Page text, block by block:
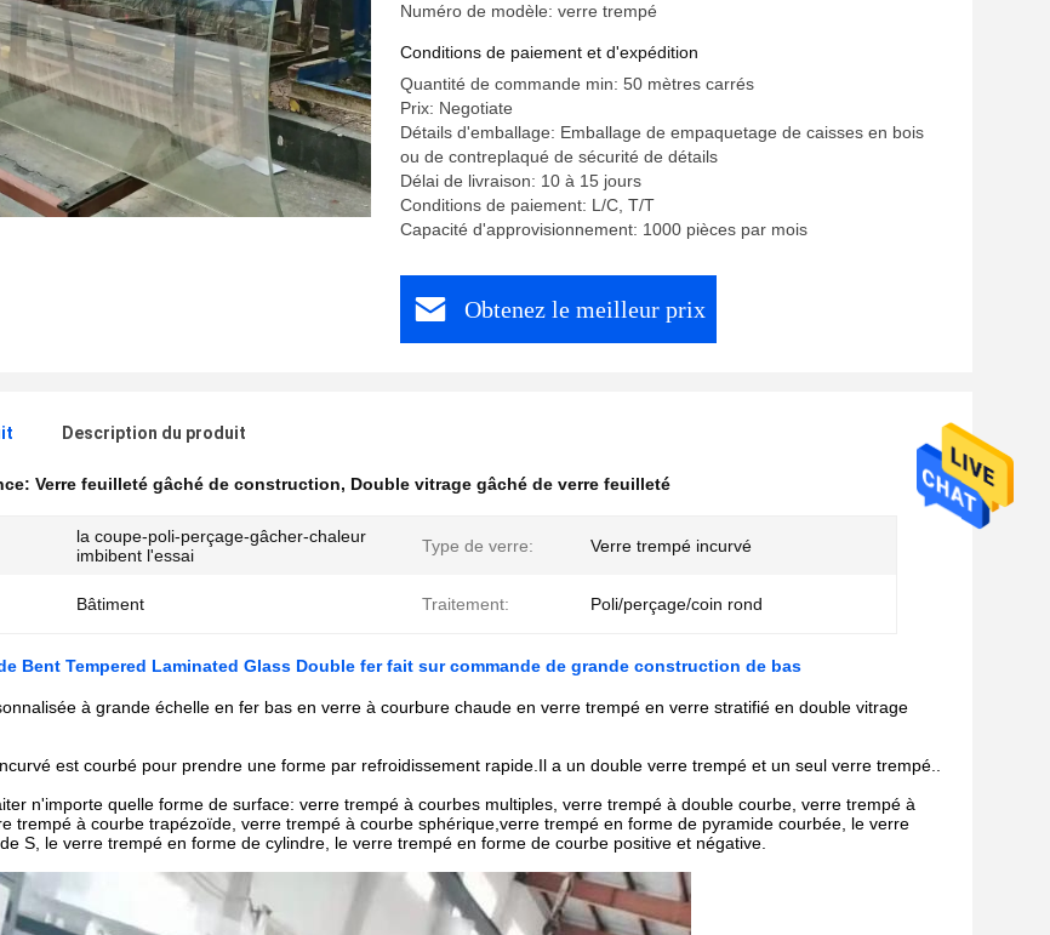
Numéro de modèle: verre trempé
Conditions de paiement et d'expédition
Quantité de commande min: 50 mètres carrés
Prix: Negotiate
Détails d'emballage: Emballage de empaquetage de caisses en bois
ou de contreplaqué de sécurité de détails
Délai de livraison: 10 à 15 jours
Conditions de paiement: L/C, T/T
Capacité d'approvisionnement: 1000 pièces par mois
Obtenez le meilleur prix
Description du produit
Verre feuilleté gâché de construction, Double vitrage gâché de verre feuilleté
la coupe-poli-perçage-gâcher-chaleur
imbibent l'essai
Type de verre: Verre trempé incurvé
Bâtiment Traitement: Poli/perçage/coin rond
Bent Tempered Laminated Glass Double fer fait sur commande de grande construction de bas
à grande échelle en fer bas en verre à courbure chaude en verre trempé en verre stratifié en double vitrage
est courbé pour prendre une forme par refroidissement rapide.Il a un double verre trempé et un seul verre trempé..
n'importe quelle forme de surface: verre trempé à courbes multiples, verre trempé à double courbe, verre trempé à
trempé à courbe trapézoïde, verre trempé à courbe sphérique,verre trempé en forme de pyramide courbée, le verre
S, le verre trempé en forme de cylindre, le verre trempé en forme de courbe positive et négative.